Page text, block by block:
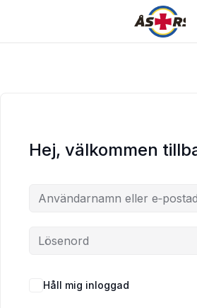
Hej, välkommen
Håll mig inloggad